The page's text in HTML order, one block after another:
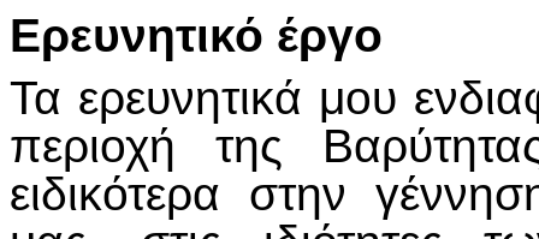
Ερευνητικό έργο
Τα ερευνητικά μου
περιοχή της
ειδικότερα στην